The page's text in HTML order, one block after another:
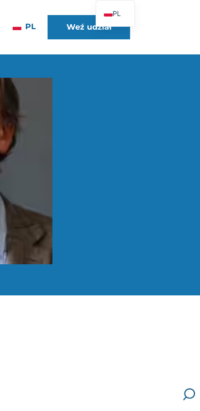
PL Weź udział
PL
FR